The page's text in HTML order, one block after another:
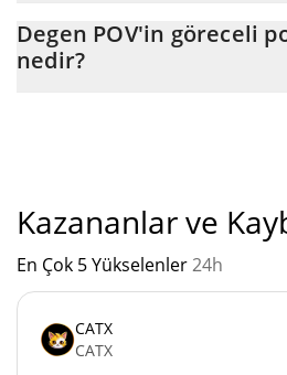
1.000.000.000.000 miktarıyla birlikte $
Degen POV'in göreceli
nedir?
Kazananlar ve
En Çok 5 Yükselenler24h
CATX
CATX